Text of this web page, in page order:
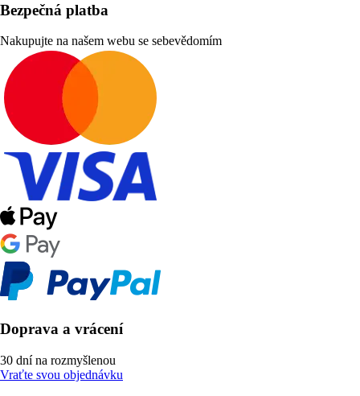
Bezpečná platba
Nakupujte na našem webu se sebevědomím
Doprava a vrácení
30 dní na rozmyšlenou
Vraťte svou objednávku